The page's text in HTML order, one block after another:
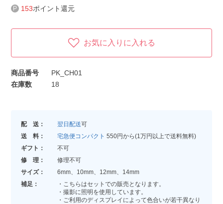
153ポイント還元
お気に入りに入れる
商品番号
PK_CH01
在庫数
18
配 送： 翌日配送可
送 料：
宅急便コンパクト 550円から(1万円以上で送料無料)
ギフト：
不可
修 理：
修理不可
サイズ：
6mm、10mm、12mm、14mm
補足：
・こちらはセットでの販売となります。
・撮影に照明を使用しています。
・ご利用のディスプレイによって色合いが若干異なり